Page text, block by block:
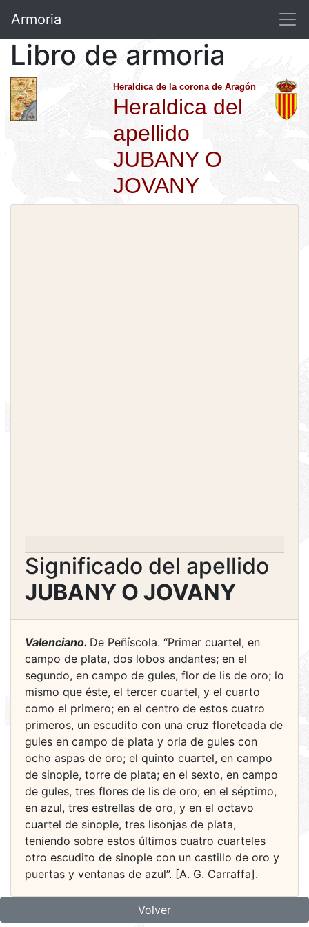
Armoria
Libro de armoria
Heraldica de la corona de Aragón
Heraldica del
apellido
JUBANY O
JOVANY
Significado del apellido
JUBANY O JOVANY
Valenciano. De Peñíscola. “Primer cuartel, en
campo de plata, dos lobos andantes; en el
segundo, en campo de gules, flor de lis de oro; lo
mismo que éste, el tercer cuartel, y el cuarto
como el primero; en el centro de estos cuatro
primeros, un escudito con una cruz floreteada de
gules en campo de plata y orla de gules con
ocho aspas de oro; el quinto cuartel, en campo
de sinople, torre de plata; en el sexto, en campo
de gules, tres flores de lis de oro; en el séptimo,
en azul, tres estrellas de oro, y en el octavo
cuartel de sinople, tres lisonjas de plata,
teniendo sobre estos últimos cuatro cuarteles
otro escudito de sinople con un castillo de oro y
puertas y ventanas de azul”. [A. G. Carraffa].
Volver